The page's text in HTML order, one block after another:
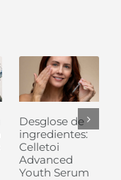
Desglose de
ingredientes:
Celletoi
Advanced
Youth Serum